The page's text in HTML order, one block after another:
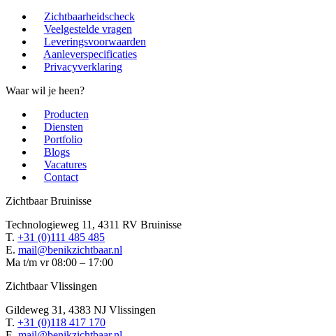
Zichtbaarheidscheck
Veelgestelde vragen
Leveringsvoorwaarden
Aanleverspecificaties
Privacyverklaring
Waar wil je heen?
Producten
Diensten
Portfolio
Blogs
Vacatures
Contact
Zichtbaar Bruinisse
Technologieweg 11, 4311 RV Bruinisse
T. +31 (0)111 485 485
E. mail@benikzichtbaar.nl
Ma t/m vr 08:00 – 17:00
Zichtbaar Vlissingen
Gildeweg 31, 4383 NJ Vlissingen
T. +31 (0)118 417 170